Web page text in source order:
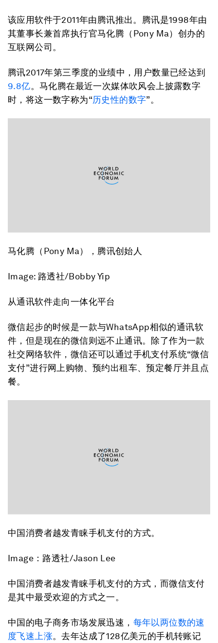
该应用软件于2011年由腾讯推出。腾讯是1998年由
其董事长兼首席执行官马化腾（Pony Ma）创办的
互联网公司。
腾讯2017年第三季度的业绩中，用户数量已经达到
9.8亿。马化腾在最近一次媒体吹风会上披露数字
时，将这一数字称为“历史性的数字”。
马化腾（Pony Ma），腾讯创始人
Image: 路透社/Bobby Yip
从通讯软件走向一体化平台
微信起步的时候是一款与WhatsApp相似的通讯软
件，但是现在的微信则远不止通讯。除了作为一款
社交网络软件，微信还可以通过手机支付系统“微信
支付”进行网上购物、预约出租车、预定餐厅并且点
餐。
中国消费者越发青睐手机支付的方式。
Image：路透社/Jason Lee
中国消费者越发青睐手机支付的方式，而微信支付
是其中最受欢迎的方式之一。
中国的电子商务市场发展迅速， 每年以两位数的速
度飞速 上涨。去年达成了128亿美元的手机转账记